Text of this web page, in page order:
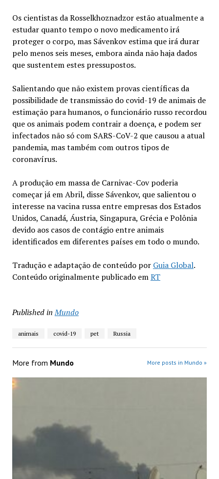
Os cientistas da Rosselkhoznadzor estão atualmente a
estudar quanto tempo o novo medicamento irá
proteger o corpo, mas Sávenkov estima que irá durar
pelo menos seis meses, embora ainda não haja dados
que sustentem estes pressupostos.
Salientando que não existem provas científicas da
possibilidade de transmissão do covid-19 de animais de
estimação para humanos, o funcionário russo recordou
que os animais podem contrair a doença, e podem ser
infectados não só com SARS-CoV-2 que causou a atual
pandemia, mas também com outros tipos de
coronavírus.
A produção em massa de Carnivac-Cov poderia
começar já em Abril, disse Sávenkov, que salientou o
interesse na vacina russa entre empresas dos Estados
Unidos, Canadá, Áustria, Singapura, Grécia e Polônia
devido aos casos de contágio entre animais
identificados em diferentes países em todo o mundo.
Tradução e adaptação de conteúdo por Guia Global.
Conteúdo originalmente publicado emRT
Published in Mundo
animais covid-19 pet Russia
More from Mundo More posts in Mundo »